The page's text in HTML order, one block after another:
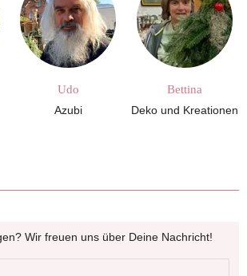
Udo
Azubi
Bettina
Deko und Kreationen
Wir freuen uns über Deine Nachricht!